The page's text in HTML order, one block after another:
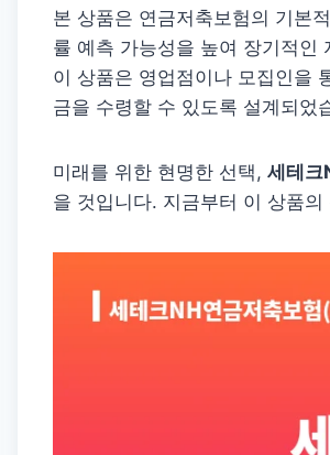
본 상품은 연금저축보험의 기본
률 예측 가능성을 높여 장기적인
이 상품은 영업점이나 모집인을
금을 수령할 수 있도록 설계되었
미래를 위한 현명한 선택, 세테크
을 것입니다. 지금부터 이 상품